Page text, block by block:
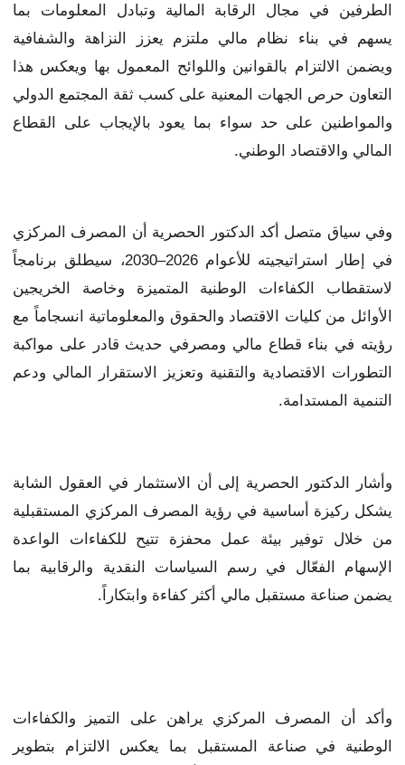
الطرفين في مجال الرقابة المالية وتبادل المعلومات بما
يسهم في بناء نظام مالي ملتزم يعزز النزاهة والشفافية
ويضمن الالتزام بالقوانين واللوائح المعمول بها ويعكس هذا
التعاون حرص الجهات المعنية على كسب ثقة المجتمع الدولي
والمواطنين على حد سواء بما يعود بالإيجاب على القطاع
المالي والاقتصاد الوطني.
وفي سياق متصل أكد الدكتور الحصرية أن المصرف المركزي
في إطار استراتيجيته للأعوام 2026–2030، سيطلق برنامجاً
لاستقطاب الكفاءات الوطنية المتميزة وخاصة الخريجين
الأوائل من كليات الاقتصاد والحقوق والمعلوماتية انسجاماً مع
رؤيته في بناء قطاع مالي ومصرفي حديث قادر على مواكبة
التطورات الاقتصادية والتقنية وتعزيز الاستقرار المالي ودعم
التنمية المستدامة.
وأشار الدكتور الحصرية إلى أن الاستثمار في العقول الشابة
يشكل ركيزة أساسية في رؤية المصرف المركزي المستقبلية
من خلال توفير بيئة عمل محفزة تتيح للكفاءات الواعدة
الإسهام الفعّال في رسم السياسات النقدية والرقابية بما
يضمن صناعة مستقبل مالي أكثر كفاءة وابتكاراً.
وأكد أن المصرف المركزي يراهن على التميز والكفاءات
الوطنية في صناعة المستقبل بما يعكس الالتزام بتطوير